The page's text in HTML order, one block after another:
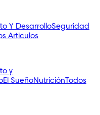
Y DesarrolloSeguridad
Articulos
y
El SueñoNutriciónTodos